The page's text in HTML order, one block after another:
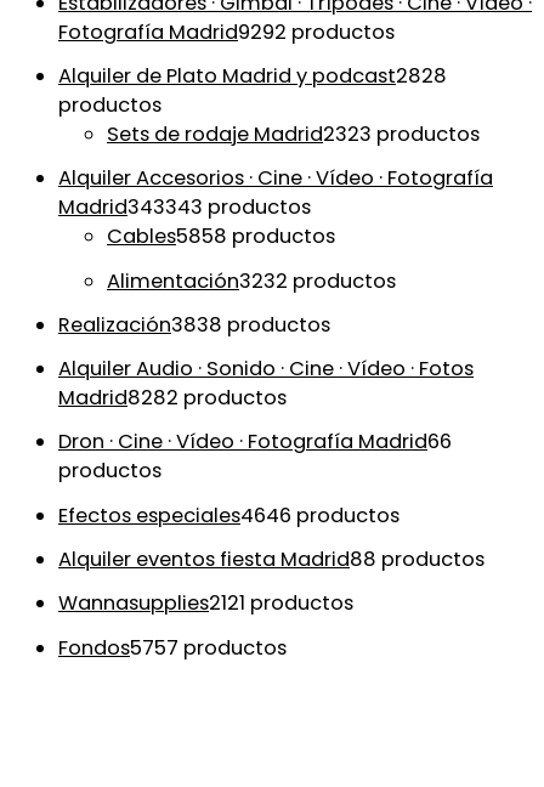
Fotografía Madrid9292 productos
Alquiler de Plato Madrid y podcast2828
productos
Sets de rodaje Madrid2323 productos
Alquiler Accesorios · Cine · Vídeo · Fotografía
Madrid343343 productos
Cables5858 productos
Alimentación3232 productos
Realización3838 productos
Alquiler Audio · Sonido · Cine · Vídeo · Fotos
Madrid8282 productos
Dron · Cine · Vídeo · Fotografía Madrid66
productos
Efectos especiales4646 productos
Alquiler eventos fiesta Madrid88 productos
Wannasupplies2121 productos
Fondos5757 productos